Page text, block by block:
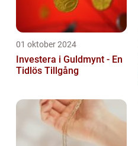
01 oktober 2024
Investera i Guldmynt - En
Tidlös Tillgång